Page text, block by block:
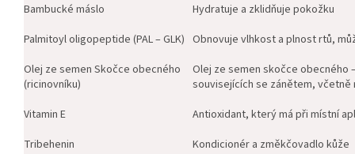
Bambucké máslo
Hydratuje a zklidňuje pokožku
Palmitoyl oligopeptide (PAL – GLK) Obnovuje vlhkost a plnost rtů,
Olej ze semen Skočce obecného
(ricinovníku)
Olej ze semen skočce obecného
souvisejících se zánětem, včetně
Vitamin E
Antioxidant, který má při místní
Tribehenin
Kondicionér a změkčovadlo kůže